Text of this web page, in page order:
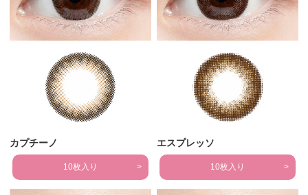
カプチーノ
10枚入り
エスプレッソ
10枚入り